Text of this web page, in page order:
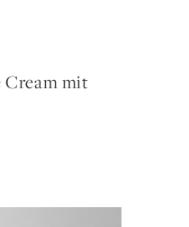
Cream mit